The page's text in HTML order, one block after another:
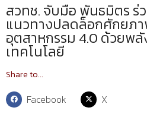
สวทช. จับมือ พันธมิตร ร่
แนวทางปลดล็อกศักยภ
อุตสาหกรรม 4.0 ด้วยพ
เทคโนโลยี
Share to...
Facebook X